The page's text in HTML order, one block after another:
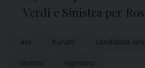
Verdi e Sinistra per
avs buratti candidata
testoni vigevano